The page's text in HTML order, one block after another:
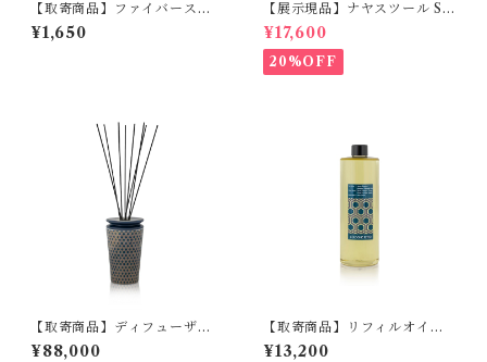
【取寄商品】ファイバーステ
ィック スモール MAX BE
NJAMIN ILUM COLLEC
¥1,650
【展示現品】ナヤスツール S
GREENHOLT
¥17,600
20%OFF
【取寄商品】ディフューザ
ー ラージ MAX BENJAMI
¥88,000
【取寄商品】リフィルオイ
ル MAX BENJAMIN IL
¥13,200